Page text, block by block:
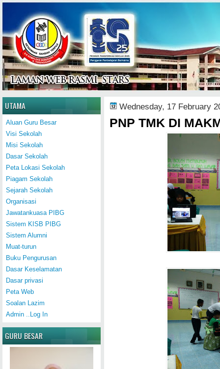
Home
Wednesday, 17 February
PNP TMK DI
UTAMA
Aluan Guru Besar
Visi Sekolah
Misi Sekolah
Dasar Sekolah
Peta Lokasi Sekolah
Piagam Sekolah
Sejarah Sekolah
Organisasi
Jawatankuasa PIBG
Sistem KISB PIBG
Sistem Alumni
Muat-turun
Buku Pengurusan
Dasar Keselamatan
Dasar privasi
Peta Web
Soalan Lazim
Admin ..Log In
GURU BESAR